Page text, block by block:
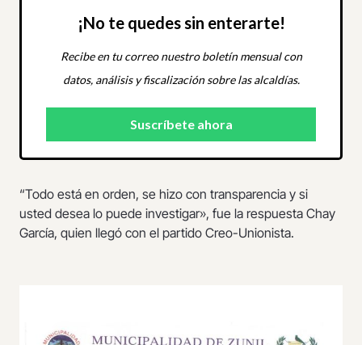
¡No te quedes sin enterarte!
Recibe en tu correo nuestro boletín mensual con
datos, análisis y fiscalización sobre las alcaldías.
“Todo está en orden, se hizo con transparencia y si
usted desea lo puede investigar», fue la respuesta Chay
García, quien llegó con el partido Creo-Unionista.